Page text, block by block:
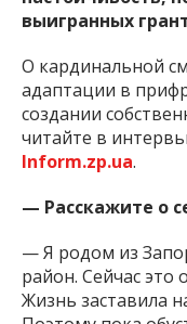
выигранных
О кардинальной
адаптации в
создании
читайте в
Inform.zp.ua.
— Расскажите о
— Я родом из
район. Сейчас это
Жизнь заставила